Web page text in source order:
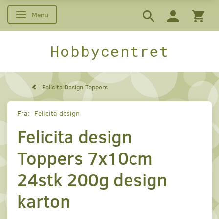
Skifte navigation
Menu
Hobbycentret
Felicita Design Toppers
Fra: Felicita design
Felicita design
Toppers 7x10cm
24stk 200g design
karton